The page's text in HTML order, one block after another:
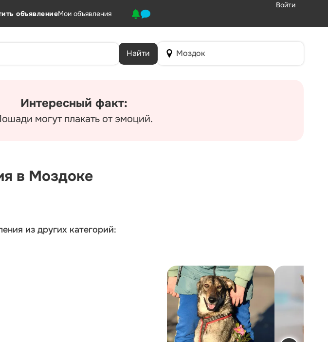
объявлениеМои объявления
Войти
Найти Моздок
Интересный факт:
могут плакать от эмоций.
в Моздоке
из других категорий: